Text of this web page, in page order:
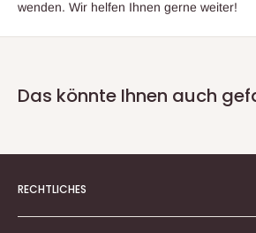
wenden. Wir helfen Ihnen gerne weiter!
Das könnte Ihnen auch
RECHTLICHES